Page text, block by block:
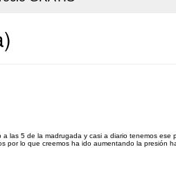
las 5 de la madrugada y casi a diario tenemos ese
lo que creemos ha ido aumentando la presión